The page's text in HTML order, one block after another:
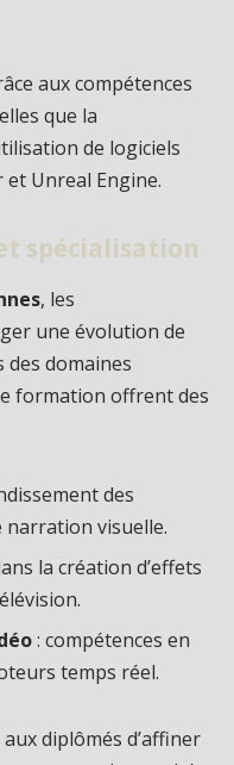
aux compétences
que la
de logiciels
Unreal Engine.
spécialisation
, les
une évolution de
des domaines
formation offrent des
des
narration visuelle.
la création d’effets
: compétences en
temps réel.
diplômés d’affiner